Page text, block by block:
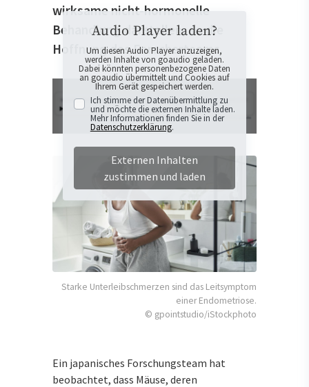
wirksame nicht-hormonelle
Behandlung darstellen, so die
Hoffnung des Forscherteams.
Audio Player laden?
Um diesen Audio Player anzuzeigen,
werden Inhalte von goaudio geladen.
Dabei könnten personenbezogene Daten
an goaudio übermittelt und Cookies auf
Ihrem Gerät gespeichert werden.
Ich stimme der Datenübermittlung zu
und möchte die externen Inhalte laden.
Mehr Informationen finden Sie in der
Datenschutzerklärung.
Externen Inhalten
zustimmen und laden
Starke Unterleibschmerzen sind das Leitsymptom
einer Endometriose.
© gpointstudio/iStockphoto
Ein japanisches Forschungsteam hat
beobachtet, dass Mäuse, deren